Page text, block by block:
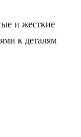
и жесткие
к деталям